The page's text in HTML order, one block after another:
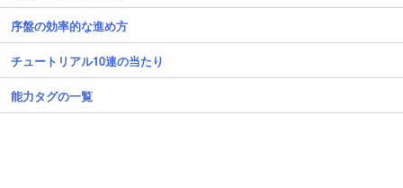
序盤の効率的な進め方
チュートリアル10連の当たり
能力タグの一覧